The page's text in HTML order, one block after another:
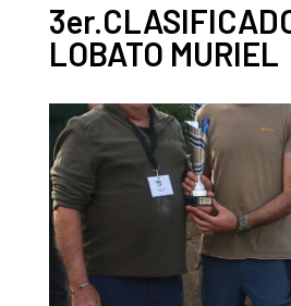
LOBATO MURIEL